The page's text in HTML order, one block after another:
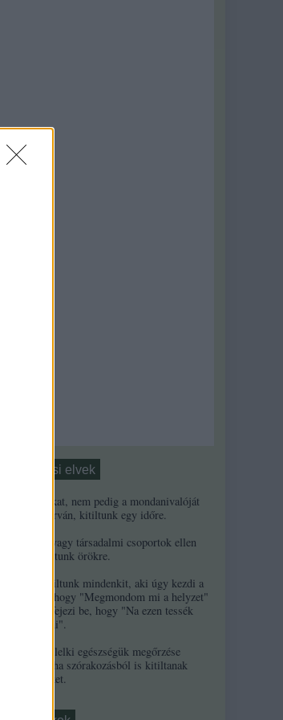
Moderálási elvek
1. Ha a másikat, nem pedig a mondanivalóját
minősíted durván, kitiltunk egy időre.
2. Ha népek vagy társadalmi csoportok ellen
uszítasz, kitiltunk örökre.
3. Örökre kitiltunk mindenkit, aki úgy kezdi a
kommentjét, hogy "Megmondom mi a helyzet"
és/vagy úgy fejezi be, hogy "Na ezen tessék
elgondolkodni".
4. A szerzők lelki egészségük megőrzése
érdekében néha szórakozásból is kitiltanak
kommentelőket.